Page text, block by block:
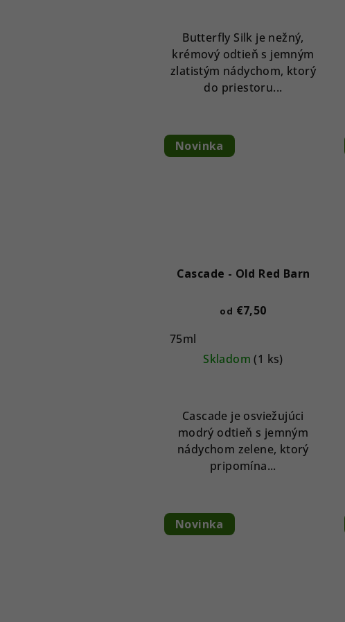
Butterfly Silk je nežný,
krémový odtieň s jemným
zlatistým nádychom, ktorý
do priestoru...
Novinka
Cascade - Old Red Barn
od €7,50
75ml
Skladom(1 ks)
Cascade je osviežujúci
modrý odtieň s jemným
nádychom zelene, ktorý
pripomína...
Novinka